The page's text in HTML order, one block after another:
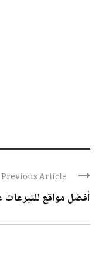
Previous Article
أفضل مواقع للتبرعات